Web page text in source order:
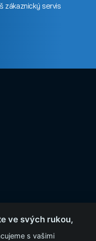
zákaznický servis
ve svých rukou,
s vašimi